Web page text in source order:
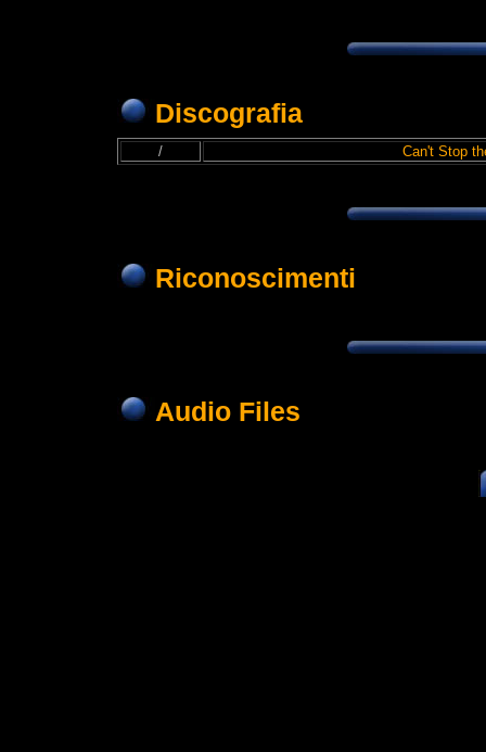
Discografia
/ Can't Stop
Riconoscimenti
Audio Files